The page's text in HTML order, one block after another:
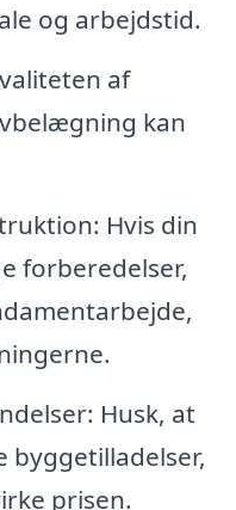
og arbejdstid.
af
kan
Hvis din
forberedelser,
Husk, at
byggetilladelser,
prisen.